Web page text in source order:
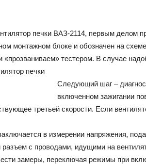
печки ВАЗ-2114, первым делом
монтажном блоке и обозначен на
«прозваниваем» тестером. В случае
Следующий шаг –
включенном зажигании
третьей скорости. Если
в измерении напряжения,
разъем с проводами, идущими на
замеры, переключая режимы при